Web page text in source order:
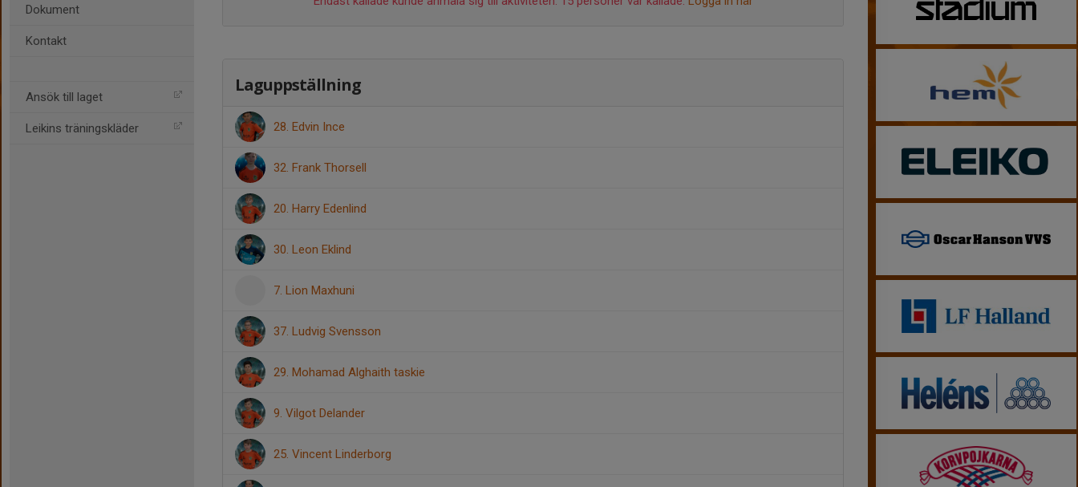
Dokument
Kontakt
Ansök till laget
Leikins träningskläder
Laguppställning
28. Edvin Ince
32. Frank Thorsell
20. Harry Edenlind
30. Leon Eklind
7. Lion Maxhuni
37. Ludvig Svensson
29. Mohamad Alghaith taskie
9. Vilgot Delander
25. Vincent Linderborg